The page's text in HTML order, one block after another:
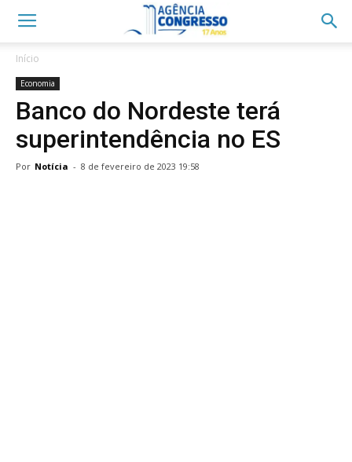
Início
Economia
Banco do Nordeste terá
superintendência no ES
Por Notícia - 8 de fevereiro de 2023 19:58